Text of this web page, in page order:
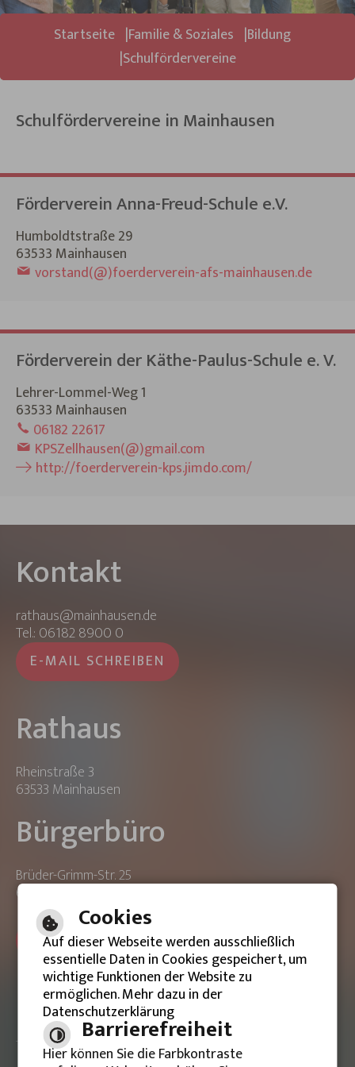
Sie sind hier:
Startseite Familie & Soziales
Bildung
Schulfördervereine
Schulfördervereine in Mainhausen
Förderverein Anna-Freud-Schule e.V.
Humboldtstraße 29
63533 Mainhausen
vorstand(@)foerderverein-afs-mainhausen.de
Förderverein der Käthe-Paulus-Schule e. V.
Lehrer-Lommel-Weg 1
63533 Mainhausen
06182 22617
KPSZellhausen(@)gmail.com
http://foerderverein-kps.jimdo.com/
Kontakt
rathaus@mainhausen.de
Tel.: 06182 8900 0
E-MAIL SCHREIBEN
Rathaus
Rheinstraße 3
63533 Mainhausen
Bürgerbüro
Brüder-Grimm-Str. 25
63533 Mainhausen
ONLINE-TERMIN BUCHEN
Barrierefreie Ansicht
Impressum
Cookies
Auf dieser Webseite werden ausschließlich
essentielle Daten in Cookies gespeichert, um
wichtige Funktionen der Website zu
ermöglichen. Mehr dazu in der
Datenschutzerklärung
Barrierefreiheit
Hier können Sie die Farbkontraste